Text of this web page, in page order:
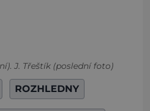
J. Třeštík (poslední foto)
ROZHLEDNY